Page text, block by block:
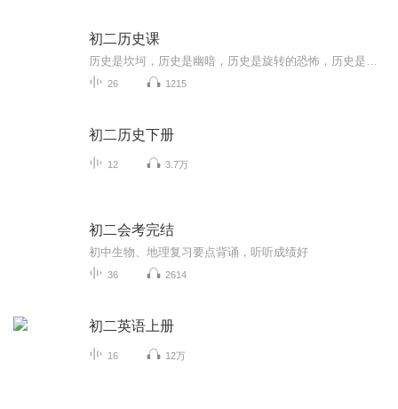
初二历史课
26 1215
初二历史下册
12 3.7万
初二会考完结
初中生物、地理复习要点背诵，听听成绩好
36 2614
初二英语上册
16 12万